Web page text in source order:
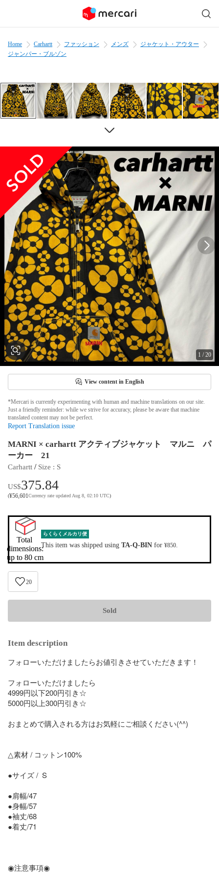
Home Carhartt ファッション メンズ
ジャケット・アウター
ジャンパー・ブルゾン
1 /20
View content in English
*Mercari is currently experimenting with human and machine translations on our site.
Just a friendly reminder: while we strive for accuracy, please be aware that machine
translated content may not be perfect.
Report Translation issue
MARNI × carhartt アクティブジャケット マルニ パ
ーカー 21
Carhartt / Size : S
US$375.84
(¥56,601Currency rate updated Aug 8, 02:10 UTC)
Total
dimensions:
up to 80 cm
らくらくメルカリ便
This item was shipped using TA-Q-BIN for ¥850.
20
Sold
Item description
フォローいただけましたらお値引きさせていただきます！
フォローいただけましたら
4999円以下200円引き☆
5000円以上300円引き☆
おまとめで購入される方はお気軽にご相談ください(^^)
△素材 / コットン100%
●サイズ /  S
●肩幅/47
●身幅/57
●袖丈/68
●着丈/71
◉注意事項◉